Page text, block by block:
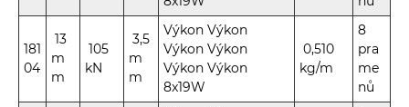
181
04
13
m
m
105
kN
3,5
m
m
Výkon Výkon
Výkon Výkon
Výkon Výkon
8x19W
0,510
kg/m
8
pra
me
nů